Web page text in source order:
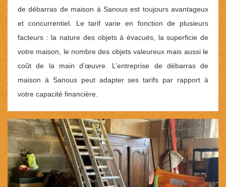
de débarras de maison à Sanous est toujours avantageux
et concurrentiel. Le tarif varie en fonction de plusieurs
facteurs : la nature des objets à évacués, la superficie de
votre maison, le nombre des objets valeureux mais aussi le
coût de la main d’œuvre. L’entreprise de débarras de
maison à Sanous peut adapter ses tarifs par rapport à
votre capacité financière.